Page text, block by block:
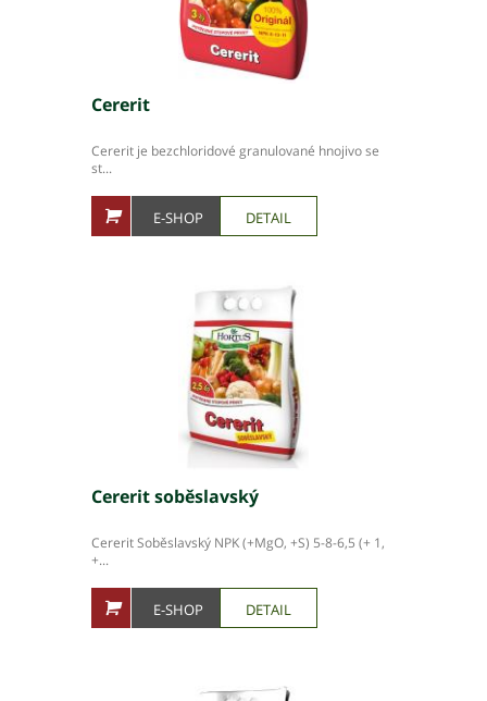
Cererit
Cererit je bezchloridové granulované hnojivo se
st...
E-SHOP DETAIL
Cererit soběslavský
Cererit Soběslavský NPK (+MgO, +S) 5-8-6,5 (+ 1,
+...
E-SHOP DETAIL